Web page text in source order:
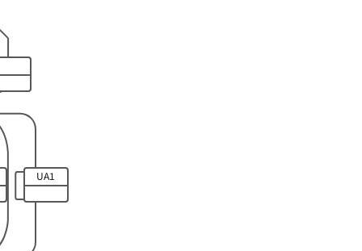
UA1